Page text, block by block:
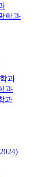
학과
과
과
과